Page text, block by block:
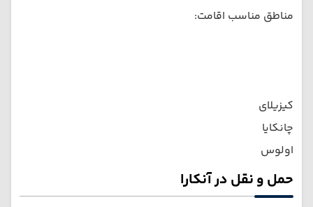
مناطق مناسب اقامت:
کیزیلای
چانکایا
اولوس
حمل و نقل در آنکارا